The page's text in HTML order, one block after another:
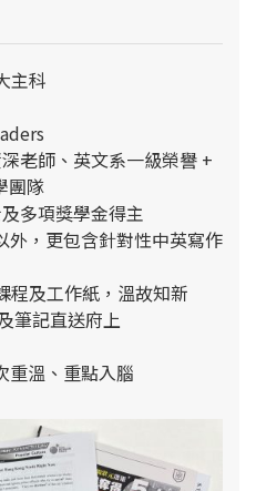
主科
老師、英文系一級榮譽 +
團隊
多項獎學金得主
外，更包含針對性中英寫作
程及工作紙，溫故知新
筆記直送府上
重溫、重點入腦